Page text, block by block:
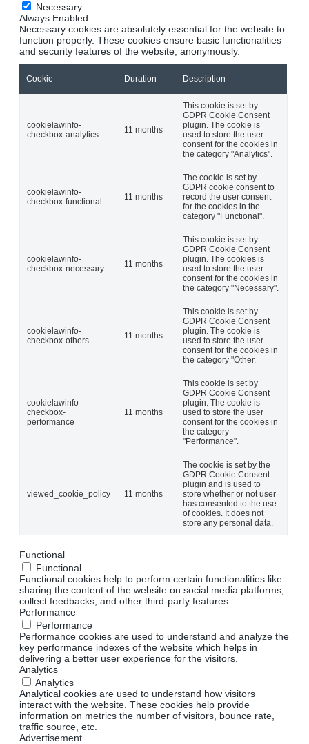
Necessary
Always Enabled
Necessary cookies are absolutely essential for the website to
function properly. These cookies ensure basic functionalities
and security features of the website, anonymously.
Cookie Duration Description
cookielawinfo-
checkbox-analytics
11 months
This cookie is set by
GDPR Cookie Consent
plugin. The cookie is
used to store the user
consent for the cookies in
the category "Analytics".
cookielawinfo-
checkbox-functional
11 months
The cookie is set by
GDPR cookie consent to
record the user consent
for the cookies in the
category "Functional".
cookielawinfo-
checkbox-necessary
11 months
This cookie is set by
GDPR Cookie Consent
plugin. The cookies is
used to store the user
consent for the cookies in
the category "Necessary".
cookielawinfo-
checkbox-others
11 months
This cookie is set by
GDPR Cookie Consent
plugin. The cookie is
used to store the user
consent for the cookies in
the category "Other.
cookielawinfo-
checkbox-
performance
11 months
This cookie is set by
GDPR Cookie Consent
plugin. The cookie is
used to store the user
consent for the cookies in
the category
"Performance".
viewed_cookie_policy 11 months
The cookie is set by the
GDPR Cookie Consent
plugin and is used to
store whether or not user
has consented to the use
of cookies. It does not
store any personal data.
Functional
Functional
Functional cookies help to perform certain functionalities like
sharing the content of the website on social media platforms,
collect feedbacks, and other third-party features.
Performance
Performance
Performance cookies are used to understand and analyze the
key performance indexes of the website which helps in
delivering a better user experience for the visitors.
Analytics
Analytics
Analytical cookies are used to understand how visitors
interact with the website. These cookies help provide
information on metrics the number of visitors, bounce rate,
traffic source, etc.
Advertisement